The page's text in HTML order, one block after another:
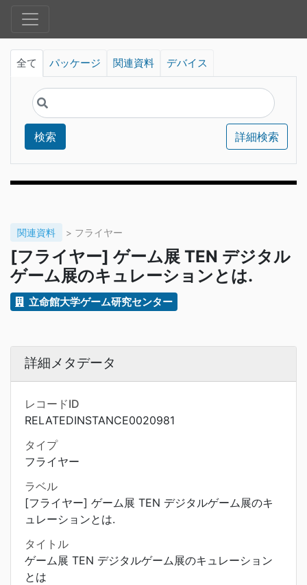
全て パッケージ 関連資料 デバイス
検索 詳細検索
関連資料 > フライヤー
[フライヤー] ゲーム展 TEN デジタル
ゲーム展のキュレーションとは.
立命館大学ゲーム研究センター
詳細メタデータ
レコードID
RELATEDINSTANCE0020981
タイプ
フライヤー
ラベル
[フライヤー] ゲーム展 TEN デジタルゲーム展のキ
ュレーションとは.
タイトル
ゲーム展 TEN デジタルゲーム展のキュレーション
とは